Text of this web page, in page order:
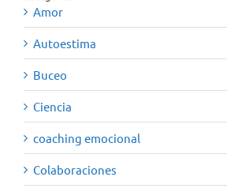
Amor
Autoestima
Buceo
Ciencia
coaching emocional
Colaboraciones